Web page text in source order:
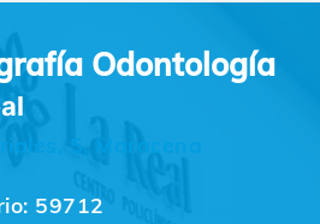
Odontología
59712